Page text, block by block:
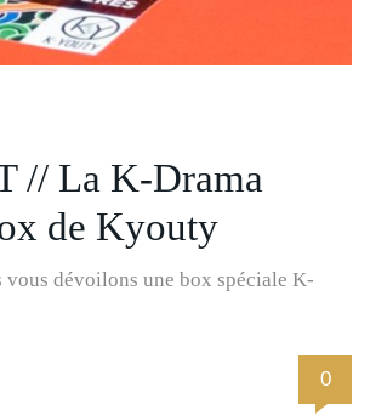
// La K-Drama
de Kyouty
vous dévoilons une box spéciale K-
0